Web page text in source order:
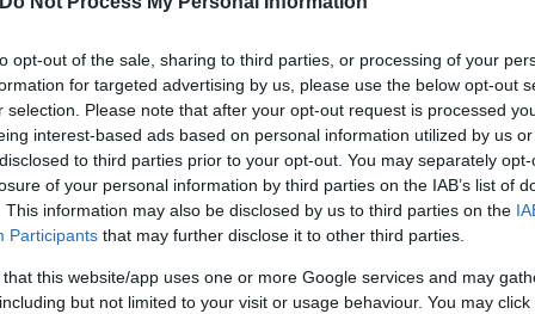
opt-out of the sale, sharing to third parties, or processing of your
for targeted advertising by us, please use the below opt-out
selection. Please note that after your opt-out request is processed
interest-based ads based on personal information utilized by us
to third parties prior to your opt-out. You may separately
of your personal information by third parties on the IAB’s list of
This information may also be disclosed by us to third parties on the
Participants that may further disclose it to other third parties.
that this website/app uses one or more Google services and may
but not limited to your visit or usage behaviour. You may
τους σημασία
με slick ελαστικά, τα οποία για το
ήταν οι C3 και C4, επιβεβαιώνοντας τη
με 91.595. Στη συνέχεια βρέθηκαν η C5
17.368 χιλιόμετρα, ενώ τα ελαστικά βροχής